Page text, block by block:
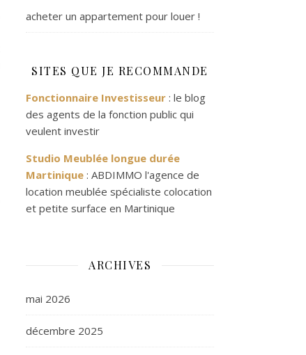
acheter un appartement pour louer !
SITES QUE JE RECOMMANDE
Fonctionnaire Investisseur : le blog
des agents de la fonction public qui
veulent investir
Studio Meublée longue durée
Martinique : ABDIMMO l'agence de
location meublée spécialiste colocation
et petite surface en Martinique
ARCHIVES
mai 2026
décembre 2025